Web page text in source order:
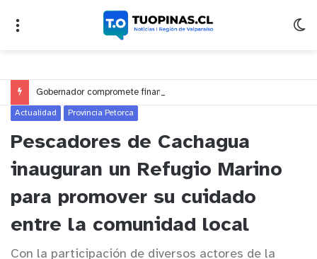
Actualidad Provincia Petorca
Pescadores de Cachagua
inauguran un Refugio Marino
para promover su cuidado
entre la comunidad local
Con la participación de diversos actores de la